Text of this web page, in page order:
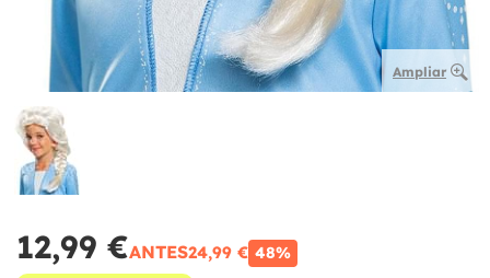
Ampliar
12,99 €ANTES24,99 € 48%